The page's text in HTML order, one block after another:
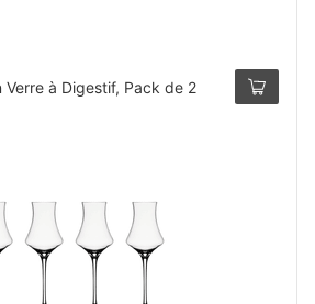
Verre à Digestif, Pack de 2